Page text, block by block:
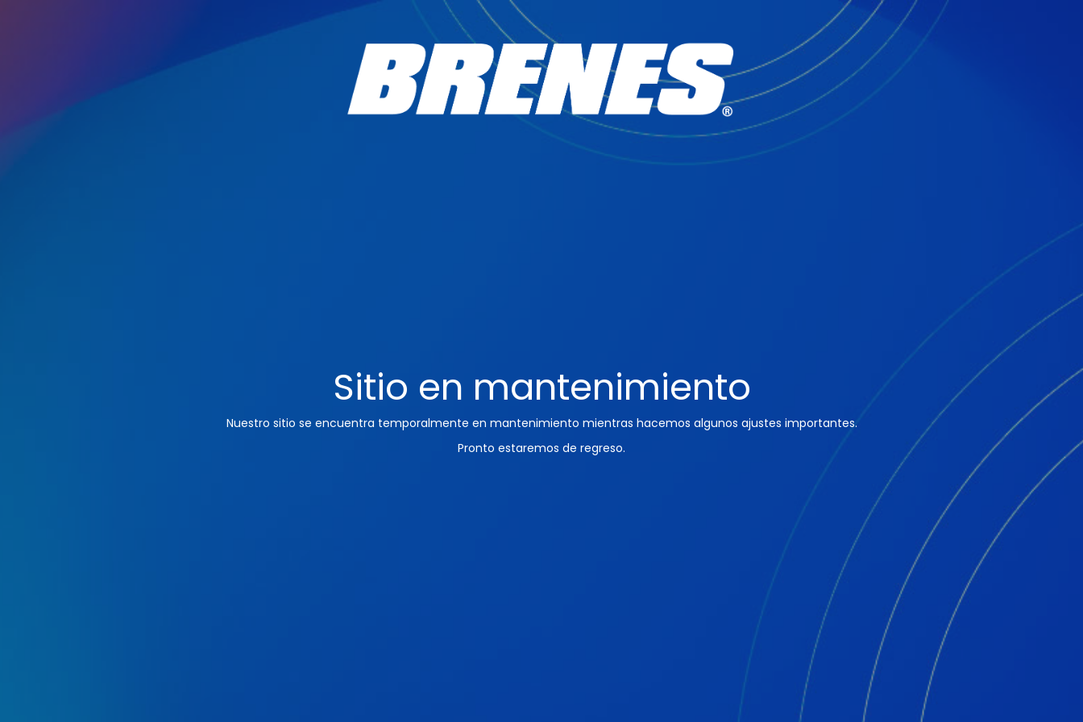
Sitio en mantenimiento
Nuestro sitio se encuentra temporalmente en mantenimiento mientras hacemos algunos ajustes importantes.
Pronto estaremos de regreso.